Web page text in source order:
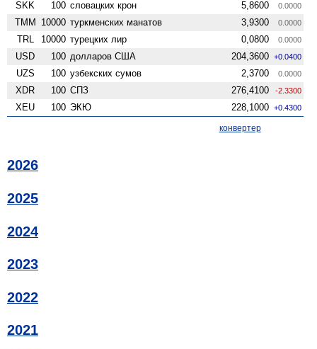
SKK 100 словацких крон 5,8600 0.0000
TMM 10000 туркменских манатов 3,9300 0.0000
TRL 10000 турецких лир 0,0800 0.0000
USD 100 долларов США 204,3600 +0.0400
UZS 100 узбекских сумов 2,3700 0.0000
XDR 100 СПЗ 276,4100 -2.3300
XEU 100 ЭКЮ 228,1000 +0.4300
конвертер
2026
2025
2024
2023
2022
2021